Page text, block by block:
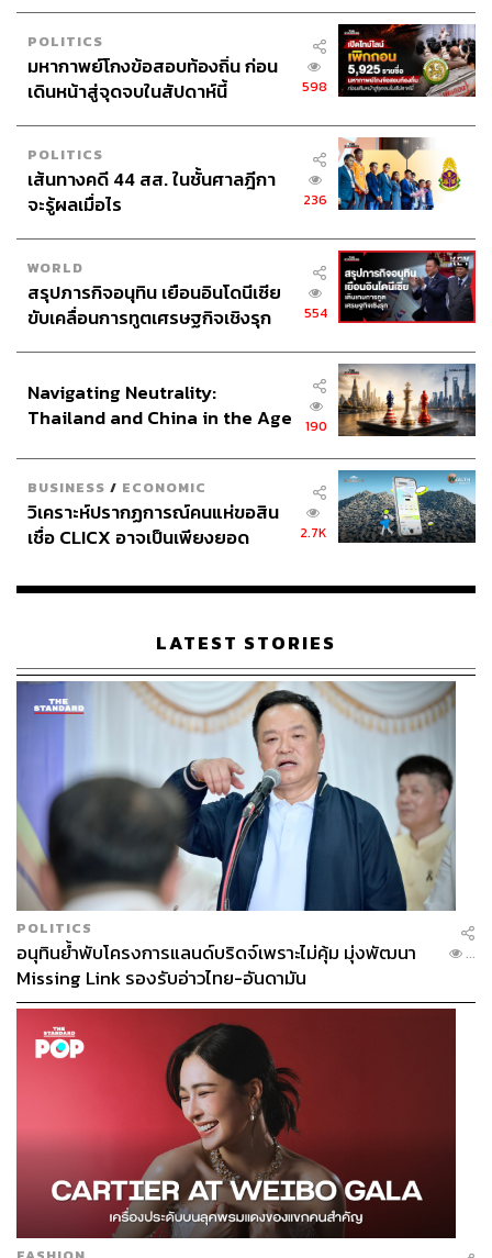
POLITICS
มหากาพย์โกงข้อสอบท้องถิ่น ก่อน
เดินหน้าสู่จุดจบในสัปดาห์นี้
598
POLITICS
เส้นทางคดี 44 สส. ในชั้นศาลฎีกา
จะรู้ผลเมื่อไร
236
WORLD
สรุปภารกิจอนุทิน เยือนอินโดนีเซีย
ขับเคลื่อนการทูตเศรษฐกิจเชิงรุก
554
Navigating Neutrality:
Thailand and China in the Age
190
BUSINESS / ECONOMIC
วิเคราะห์ปรากฏการณ์คนแห่ขอสิน
เชื่อ CLICX อาจเป็นเพียงยอด
เรือนไทยที่ถูกซุกไว้
2.7K
LATEST STORIES
POLITICS
อนุทินย้ำพับโครงการแลนด์บริดจ์เพราะไม่คุ้ม มุ่งพัฒนา
Missing Link รองรับอ่าวไทย-อันดามัน
...